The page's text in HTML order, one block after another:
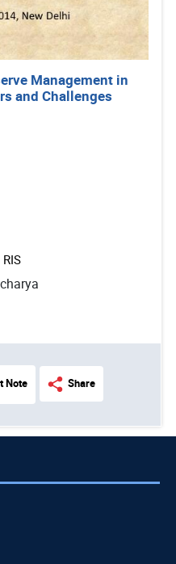
Management in
and Challenges
Note Share